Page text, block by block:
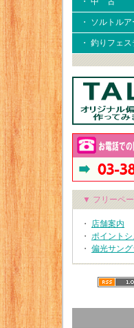
・ ソルトルア
・ 釣りフェ
▼ フリーペ
・ 店舗案内
・ ポイント
・ 偏光サン